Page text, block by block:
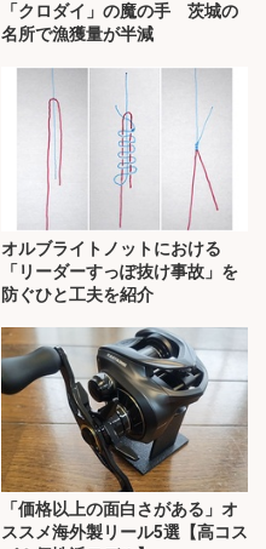
「クロダイ」の魔の手 茨城の
名所で漁獲量が半減
オルブライトノットにおける
「リーダーすっぽ抜け事故」を
防ぐひと工夫を紹介
「価格以上の面白さがある」オ
ススメ海外製リール5選【高コス